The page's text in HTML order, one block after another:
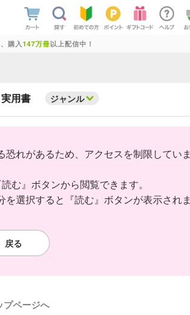
購入147万冊以上配信中！
実用書 ジャンル
れがあるため、アクセスを制限していま
む』ボタンから閲覧できます。
選択すると『読む』ボタンが表示されま
戻る
プページへ